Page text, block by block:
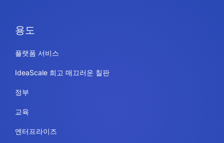
용도
플랫폼 서비스
IdeaScale 희고 매끄러운 칠판
정부
교육
엔터프라이즈